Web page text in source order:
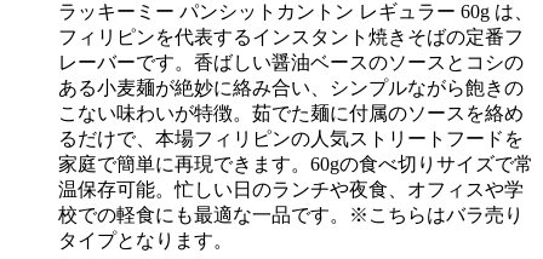
ト
カ
ン
チ
リ
マ
ン
シ
ー
60g
【LUCKY
ラッキーミー パンシットカントン レギュラー 60g は、
フィリピンを代表するインスタント焼きそばの定番フ
レーバーです。香ばしい醤油ベースのソースとコシの
ある小麦麺が絶妙に絡み合い、シンプルながら飽きの
こない味わいが特徴。茹でた麺に付属のソースを絡め
るだけで、本場フィリピンの人気ストリートフードを
家庭で簡単に再現できます。60gの食べ切りサイズで常
温保存可能。忙しい日のランチや夜食、オフィスや学
校での軽食にも最適な一品です。※こちらはバラ売り
タイプとなります。